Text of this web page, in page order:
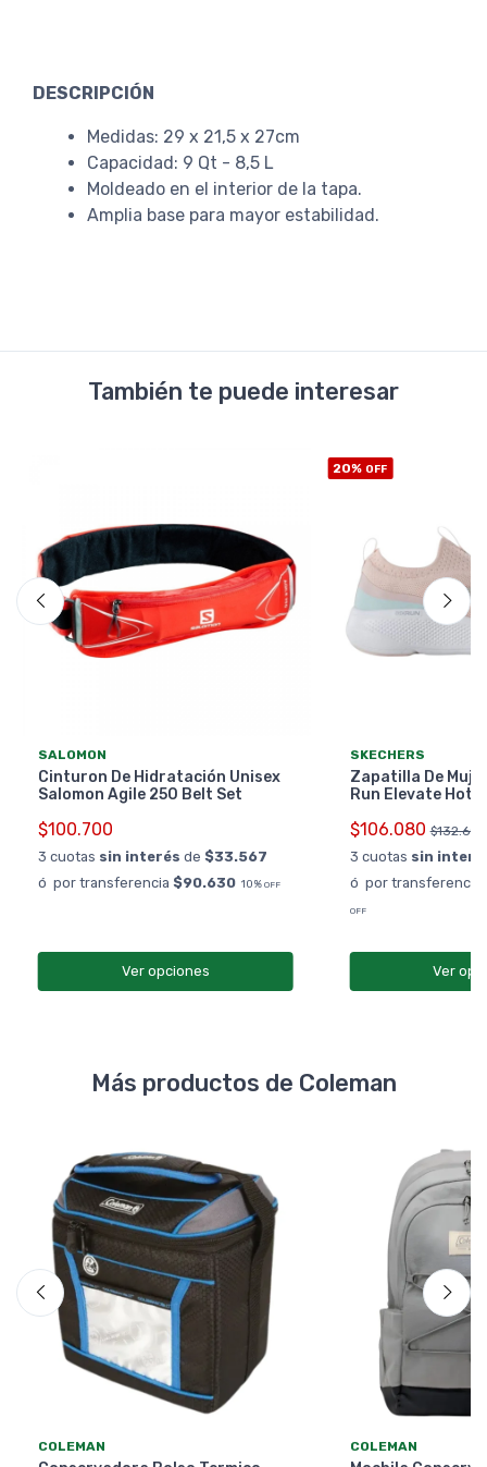
DESCRIPCIÓN
Medidas: 29 x 21,5 x 27cm
Capacidad: 9 Qt - 8,5 L
Moldeado en el interior de la tapa.
Amplia base para mayor estabilidad.
También te puede interesar
SALOMON
Cinturon De Hidratación Unisex
Salomon Agile 250 Belt Set
$100.700
3 cuotas sin interés de $33.567
ó por transferencia $90.630 10% OFF
Ver opciones
20% OFF
SKECHERS
Zapatilla De
Run Elevate Hot
$106.080 $132.600
3 cuotas sin
ó por transferencia
OFF
Ver
Más productos de Coleman
COLEMAN COLEMAN